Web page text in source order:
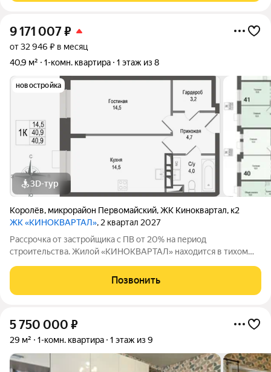
9 171 007₽
от 32 946 ₽ в месяц
40,9 м²
1-комн. квартира 1 этаж из 8
новостройка
3D-тур
Королёв, микрорайон Первомайский,ЖК Киноквартал, к2
ЖК «КИНОКВАРТАЛ», 2 квартал 2027
Рассрочка от застройщика с ПВ от 20% на период
строительства. Жилой «КИНОКВАРТАЛ» находится в тихом
этажность, секции от 4 до 8 этажей, все оснащены лифтом.
Авторская архитектура, безбарьерная
Позвонить
5 750 000 ₽
29 м² 1-комн. квартира 1 этаж из 9